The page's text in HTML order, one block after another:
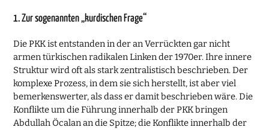
1. Zur sogenannten „kurdischen Frage“
Die PKK ist entstanden in der an Verrückten gar nicht
armen türkischen radikalen Linken der 1970er. Ihre innere
Struktur wird oft als stark zentralistisch beschrieben. Der
komplexe Prozess, in dem sie sich herstellt, ist aber viel
bemerkenswerter, als dass er damit beschrieben wäre. Die
Konflikte um die Führung innerhalb der PKK bringen
Abdullah Öcalan an die Spitze; die Konflikte innerhalb der